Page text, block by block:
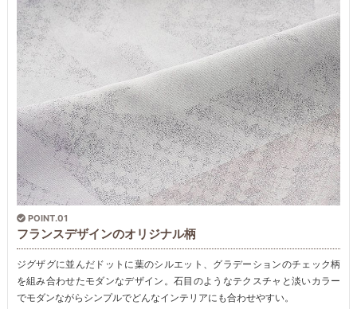
POINT.01
フランスデザインのオリジナル柄
ジグザグに並んだドットに葉のシルエット、グラデーションのチェック柄
を組み合わせたモダンなデザイン。石目のようなテクスチャと淡いカラー
でモダンながらシンプルでどんなインテリアにも合わせやすい。